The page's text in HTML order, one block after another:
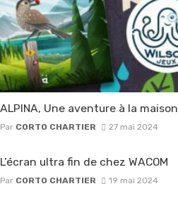
ALPINA, Une aventure à la maison
Par CORTO CHARTIER 27 mai 2024
L’écran ultra fin de chez WACOM
Par CORTO CHARTIER 19 mai 2024